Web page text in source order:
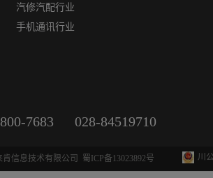
汽修汽配行业
手机通讯行业
7683 028-84519710
肯信息技术有限公司 蜀ICP备13023892号 川